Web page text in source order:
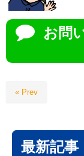
お問
« Prev
最新記事